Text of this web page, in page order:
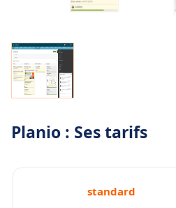
Planio : Ses tarifs
standard